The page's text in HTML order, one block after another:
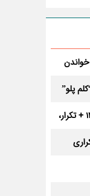
پلو”
ساعت جدید پخش مردان آهنین 1405 + تکرار،